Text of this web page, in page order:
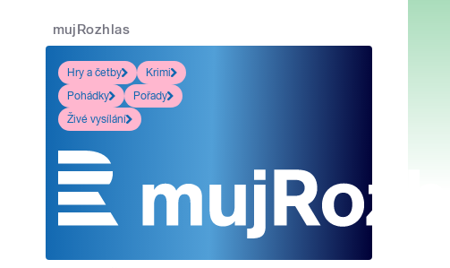
mujRozhlas
Hry a četby
Krimi
Pohádky
Pořady
Živé vysílání